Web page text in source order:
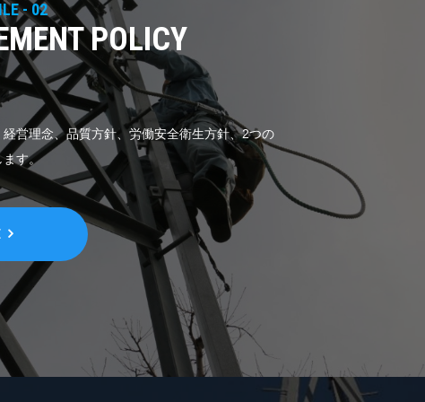
- 02
POLICY
営理念、品質方針、労働安全衛生方針、2つの
ます。